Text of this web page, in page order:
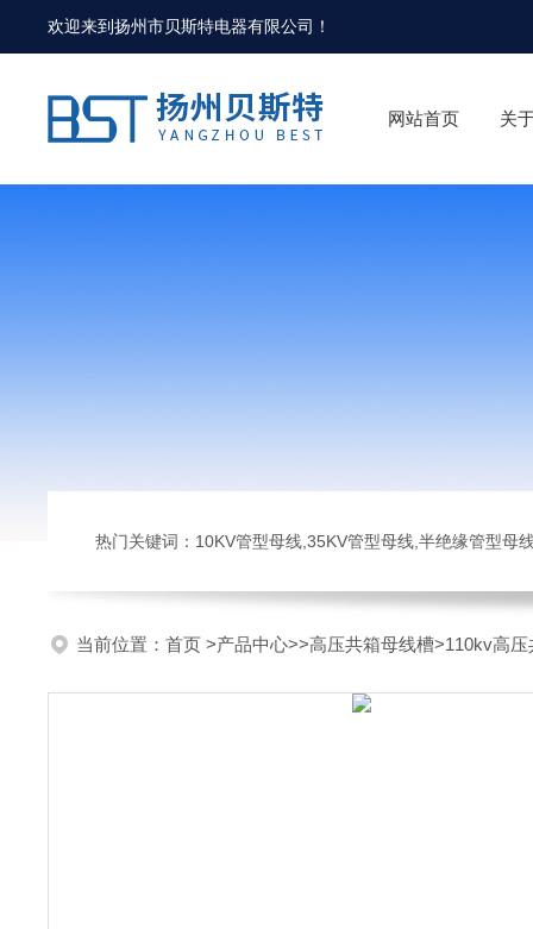
欢迎来到扬州市贝斯特电器有限公司 ！
网站首页 关
热门关键词：10KV管型母线,35KV管型母线,半绝缘管型母
当前位置： 首页 >产品中心>>高压共箱母线槽>110kv高